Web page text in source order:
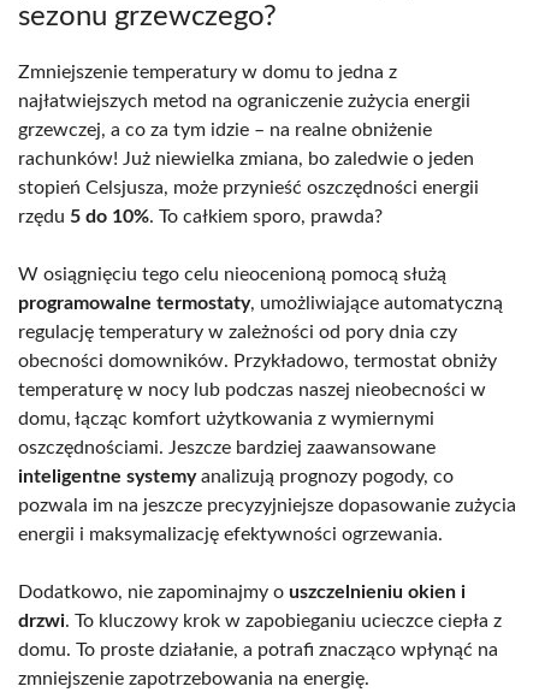
sezonu grzewczego?
Zmniejszenie temperatury w domu to jedna z
najłatwiejszych metod na ograniczenie zużycia energii
grzewczej, a co za tym idzie – na realne obniżenie
rachunków! Już niewielka zmiana, bo zaledwie o jeden
stopień Celsjusza, może przynieść oszczędności energii
rzędu 5 do 10%. To całkiem sporo, prawda?
W osiągnięciu tego celu nieocenioną pomocą służą
programowalne termostaty, umożliwiające automatyczną
regulację temperatury w zależności od pory dnia czy
obecności domowników. Przykładowo, termostat obniży
temperaturę w nocy lub podczas naszej nieobecności w
domu, łącząc komfort użytkowania z wymiernymi
oszczędnościami. Jeszcze bardziej zaawansowane
inteligentne systemyanalizują prognozy pogody, co
pozwala im na jeszcze precyzyjniejsze dopasowanie zużycia
energii i maksymalizację efektywności ogrzewania.
Dodatkowo, nie zapominajmy o uszczelnieniu okien i
drzwi. To kluczowy krok w zapobieganiu ucieczce ciepła z
domu. To proste działanie, a potrafi znacząco wpłynąć na
zmniejszenie zapotrzebowania na energię.